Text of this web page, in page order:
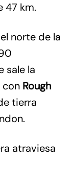
47 km.
norte de la
sale la
con Rough
tierra
atraviesa